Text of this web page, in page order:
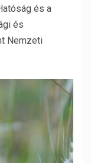
és a
és
Nemzeti